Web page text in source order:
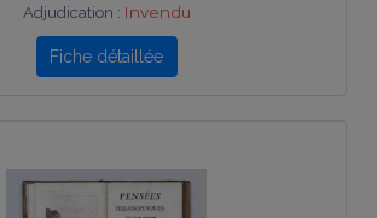
Adjudication : Invendu
Fiche détaillée